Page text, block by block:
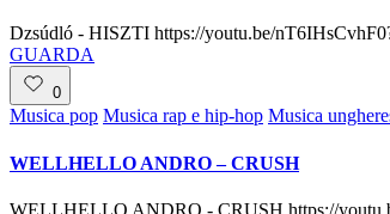
Dzsúdló - HISZTI https://youtu.be/
GUARDA
0
Posted
Musica pop Musica rap e hip-hop Musica
WELLHELLO ANDRO – CRUSH
WELLHELLO ANDRO - CRUSH https://